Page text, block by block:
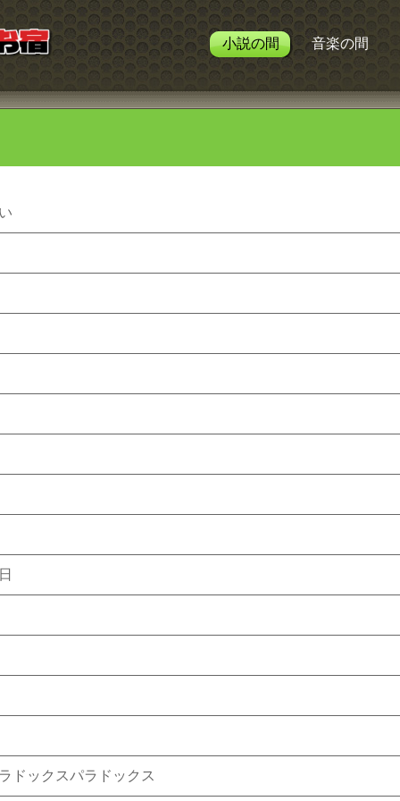
小説の間 音楽の間
ドックスパラドックス